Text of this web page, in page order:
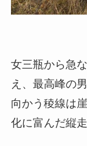
女三瓶から急
え、最高峰の
向かう稜線は
化に富んだ縦